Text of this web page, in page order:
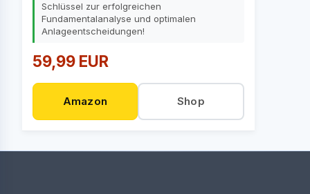
Schlüssel zur erfolgreichen
Fundamentalanalyse und optimalen
Anlageentscheidungen!
59,99 EUR
Amazon Shop